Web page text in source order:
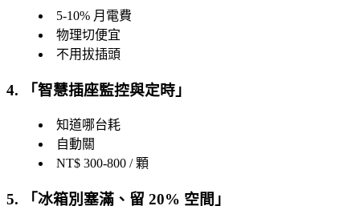
5-10% 月電費
物理切便宜
不用拔插頭
4. 「智慧插座監控與定時 」
知道哪台耗
自動關
NT$ 300-800 / 顆
5. 「冰箱別塞滿、留 20% 空間 」